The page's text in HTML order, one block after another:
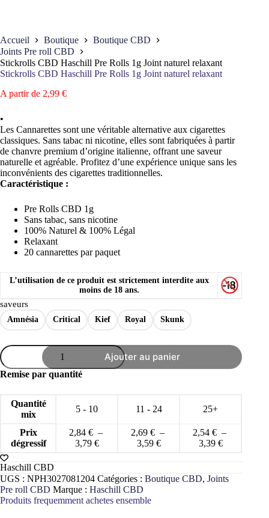
Accueil Boutique
Boutique CBD
Joints Pre roll CBD
Stickrolls CBD Haschill Pre Rolls 1g Joint naturel relaxant
Stickrolls CBD Haschill Pre Rolls 1g Joint naturel relaxant
A partir de 2,99 €
•
Les Cannarettes sont une véritable alternative aux cigarettes
classiques. Sans tabac ni nicotine, elles sont fabriquées à partir
de chanvre premium d’origine italienne, offrant une saveur
naturelle et agréable. Profitez d’une expérience unique sans les
inconvénients des cigarettes traditionnelles.
Caractéristique :
Pre Rolls CBD 1g
Sans tabac, sans nicotine
100% Naturel & 100% Légal
Relaxant
20 cannarettes par paquet
L’utilisation de ce produit est strictement interdite aux
moins de 18 ans.
saveurs
Amnésia Critical Kief Royal Skunk
quantité
de
Stickrolls
CBD
Rolls
naturel
relaxant
Ajouter au panier
Remise par quantité
Quantité
mix
5 - 10 11 - 24 25+
Prix
dégressif
2,84 € –
3,79 €Plage
2,84 €
à
3,79 €
2,69 € –
3,59 €Plage
2,69 €
2,54 € –
3,39 €Plage
2,54 €
Haschill CBD
UGS : NPH3027081204 Catégories : Boutique CBD, Joints
Pre roll CBD Marque : Haschill CBD
Produits frequemment achetes ensemble